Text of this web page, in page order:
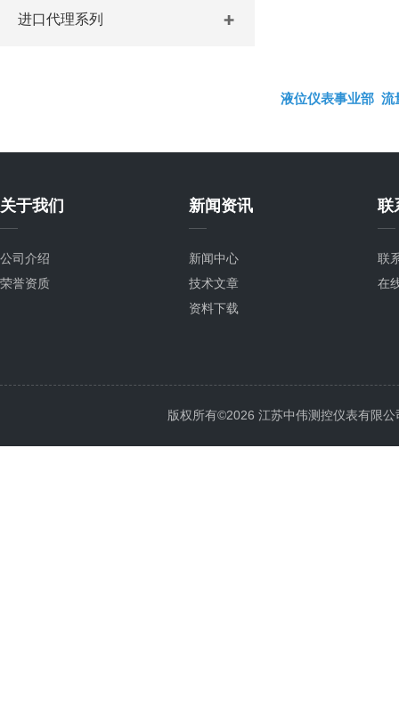
进口代理系列
液位仪表事业部 流
关于我们
公司介绍
荣誉资质
新闻资讯
新闻中心
技术文章
资料下载
联
联
在
版权所有©2026 江苏中伟测控仪表有限